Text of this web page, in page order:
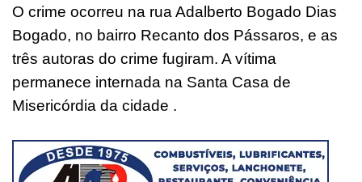
O crime ocorreu na rua Adalberto Bogado Dias
Bogado, no bairro Recanto dos Pássaros, e as
três autoras do crime fugiram. A vítima
permanece internada na Santa Casa de
Misericórdia da cidade .